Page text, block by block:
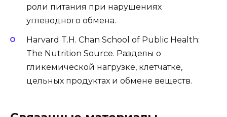
роли питания при нарушениях
углеводного обмена.
Harvard T.H. Chan School of Public Health:
The Nutrition Source. Разделы о
гликемической нагрузке, клетчатке,
цельных продуктах и обмене веществ.